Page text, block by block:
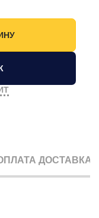
ДОСТАВКА